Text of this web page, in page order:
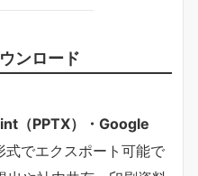
ンロード
（PPTX）・Google
式でエクスポート可能で